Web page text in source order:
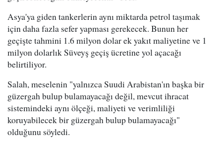
Asya'ya giden tankerlerin aynı miktarda petrol taşımak
için daha fazla sefer yapması gerekecek. Bunun her
geçişte tahmini 1.6 milyon dolar ek yakıt maliyetine ve 1
milyon dolarlık Süveyş geçiş ücretine yol açacağı
belirtiliyor.
Salah, meselenin "yalnızca Suudi Arabistan'ın başka bir
güzergah bulup bulamayacağı değil, mevcut ihracat
sistemindeki aynı ölçeği, maliyeti ve verimliliği
koruyabilecek bir güzergah bulup bulamayacağı"
olduğunu söyledi.